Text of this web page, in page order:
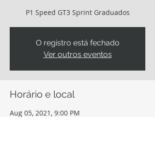
P1 Speed GT3 Sprint Graduados
O registro está fechado
Ver outros eventos
Horário e local
Aug 05, 2021, 9:00 PM